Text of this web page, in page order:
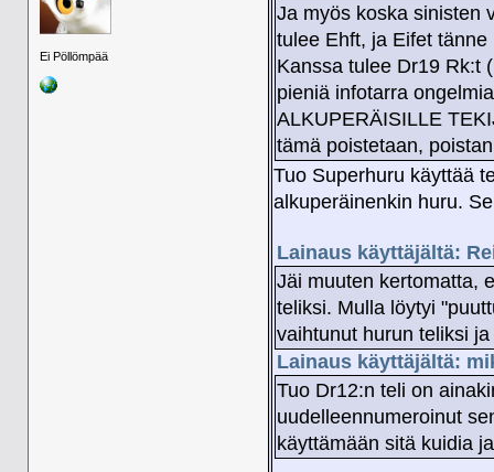
Ei Pöllömpää
Ja myös koska sinisten
tulee Ehft, ja Eifet
Kanssa tulee Dr19 Rk:t
pieniä infotarra
ALKUPERÄISILLE
tämä poistetaan, poistan
Tuo Superhuru käyttää
alkuperäinenkin huru.
Lainaus käyttäjältä:
Jäi muuten kertomatta,
teliksi. Mulla löytyi
vaihtunut hurun teliksi
Lainaus käyttäjältä:
Tuo Dr12:n teli on
uudelleennumeroinut
käyttämään sitä kuidia